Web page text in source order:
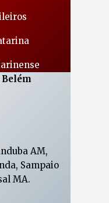
AM,
Sampaio
MA.